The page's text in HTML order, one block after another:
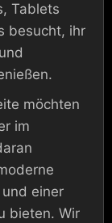
Tablets
besucht, ihr
möchten
im
einer
bieten. Wir